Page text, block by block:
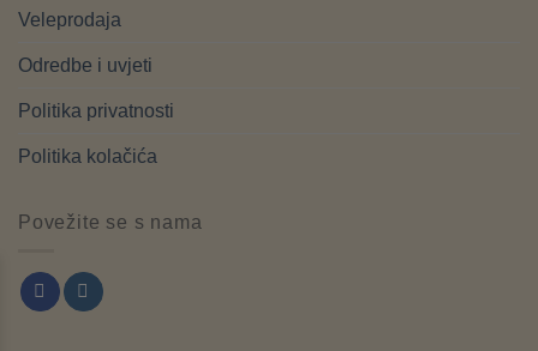
Veleprodaja
Odredbe i uvjeti
Politika privatnosti
Politika kolačića
Povežite se s nama